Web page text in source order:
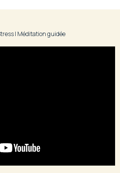
| Méditation guidée